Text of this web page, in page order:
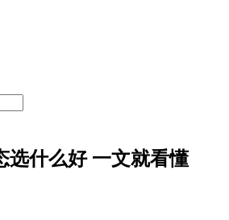
选什么好 一文就看懂